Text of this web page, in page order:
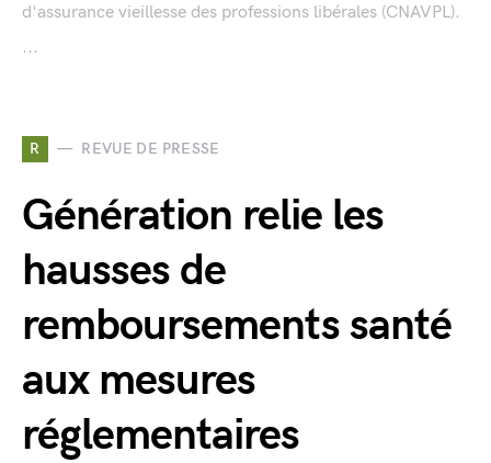
d'assurance vieillesse des professions libérales (CNAVPL).
...
R REVUE DE PRESSE
Génération relie les
hausses de
remboursements santé
aux mesures
réglementaires